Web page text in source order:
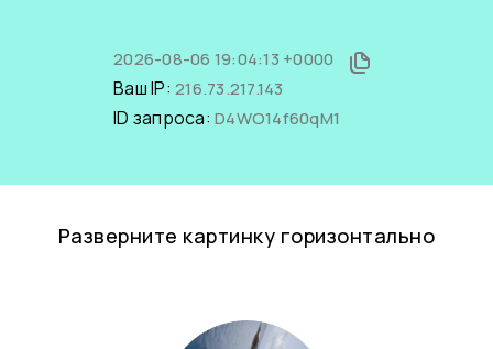
2026-08-06 19:04:13 +0000
Ваш IP: 216.73.217.143
ID запроса: D4WO14f60qM1
Разверните картинку горизонтально